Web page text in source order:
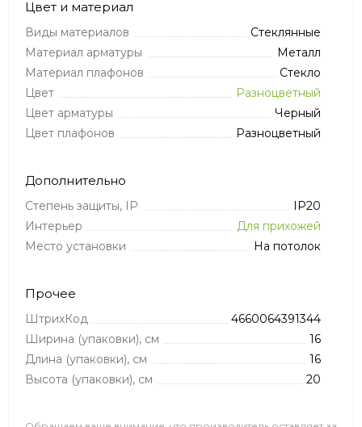
Цвет и материал
Виды материалов
Стеклянные
Материал арматуры
Металл
Материал плафонов
Стекло
Цвет
Разноцветный
Цвет арматуры
Черный
Цвет плафонов
Разноцветный
Дополнительно
Степень защиты, IP
IP20
Интерьер
Для прихожей
Место установки
На потолок
Прочее
ШтрихКод
4660064391344
Ширина (упаковки), см
16
Длина (упаковки), см
16
Высота (упаковки), см
20